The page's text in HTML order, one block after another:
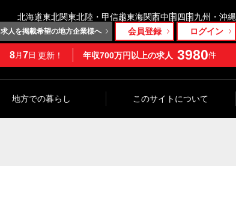
北海道東北関東北陸・甲信越東海関西中国四国九州・沖縄
求人を掲載希望の地方企業様へ 会員登録 ログイン
8月 7日 更新！ 年収700万円以上の求人 3980件
地方での暮らし このサイトについて